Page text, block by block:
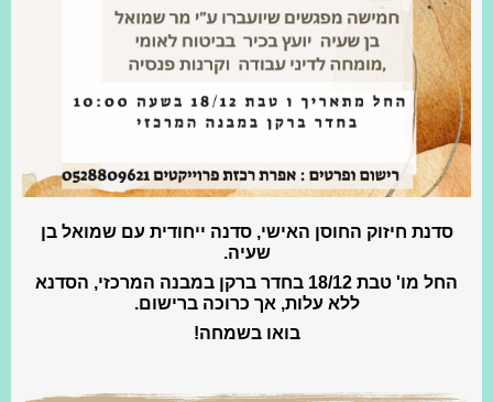
סדנת חיזוק החוסן האישי, סדנה ייחודית עם שמואל בן
שעיה.
החל מו' טבת 18/12 בחדר ברקן במבנה המרכזי, הסדנא
ללא עלות, אך כרוכה ברישום.
בואו בשמחה!